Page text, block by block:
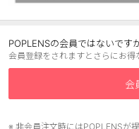
ケア用品
レビュー
POPLENSの会員ではないですか
会員登録をされますとさらにお得
会
※ 非会員注文時にはPOPLENSが